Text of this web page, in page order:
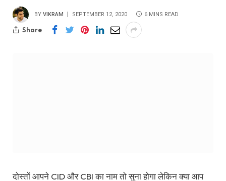
BY VIKRAM SEPTEMBER 12, 2020 6 MINS READ
Share
दोस्तों आपने CID और CBI का नाम तो सुना होगा लेकिन क्या आप